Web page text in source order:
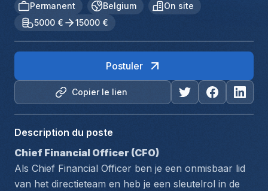
Permanent Belgium
On site
5000 €
15000 €
Copier le lien
Postuler
Description du poste
Chief Financial Officer (CFO)
Als Chief Financial Officer ben je een onmisbaar lid
van het directieteam en heb je een sleutelrol in de